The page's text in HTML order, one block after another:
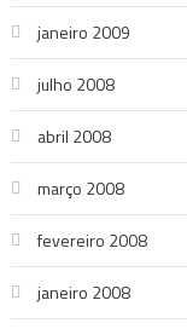
janeiro 2009
julho 2008
abril 2008
março 2008
fevereiro 2008
janeiro 2008